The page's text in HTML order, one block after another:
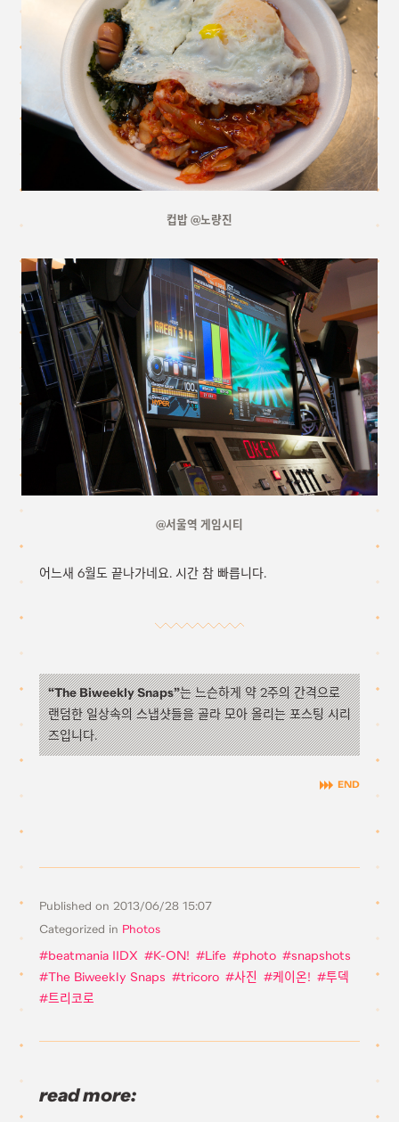
컵밥 @노량진
@서울역 게임시티
어느새 6월도 끝나가네요. 시간 참 빠릅니다.
“The Biweekly Snaps”는 느슨하게 약 2주의 간격으로
랜덤한 일상속의 스냅샷들을 골라 모아 올리는 포스팅 시리
즈입니다.
Published on 2013/06/28 15:07
Categorized in Photos
beatmania IIDX K-ON! Life photo
snapshots
The Biweekly Snaps
tricoro 사진 케이온!
투덱
트리코로
read more: